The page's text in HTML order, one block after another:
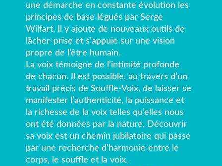
une démarche en constante évolution les
principes de base légués par Serge
Wilfart. Il y ajoute de nouveaux outils de
lâcher-prise et s’appuie sur une vision
propre de l’être humain.
La voix témoigne de l’intimité profonde
de chacun. Il est possible, au travers d’un
travail précis de Souffle-Voix, de laisser se
manifester l’authenticité, la puissance et
la richesse de la voix telles qu’elles nous
ont été données par la nature. Découvrir
sa voix est un chemin jubilatoire qui passe
par une recherche d’harmonie entre le
corps, le souffle et la voix.